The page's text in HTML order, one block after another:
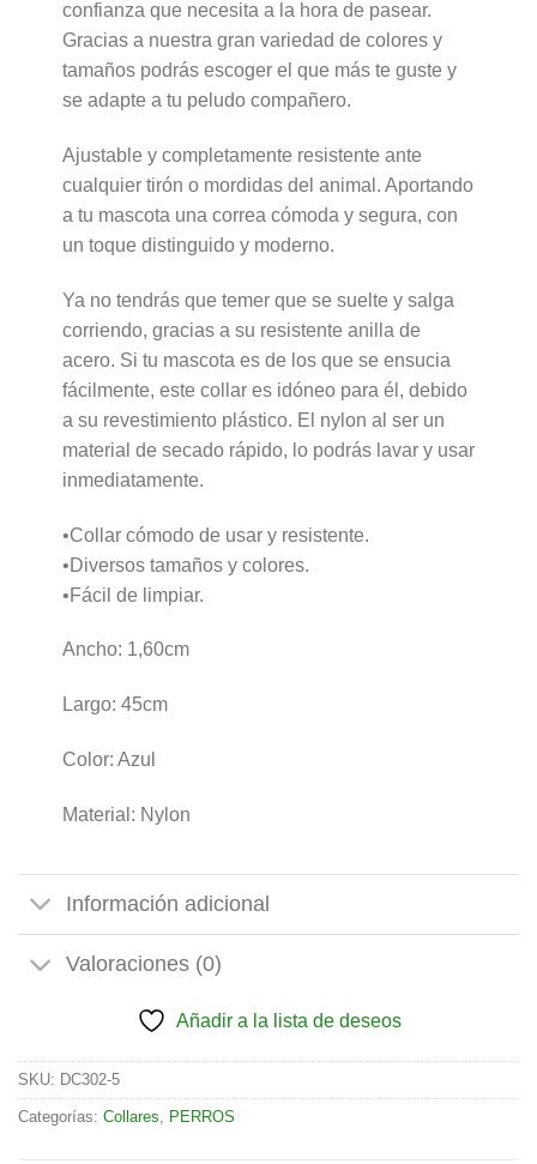
confianza que necesita a la hora de pasear.
Gracias a nuestra gran variedad de colores y
tamaños podrás escoger el que más te guste y
se adapte a tu peludo compañero.
Ajustable y completamente resistente ante
cualquier tirón o mordidas del animal. Aportando
a tu mascota una correa cómoda y segura, con
un toque distinguido y moderno.
Ya no tendrás que temer que se suelte y salga
corriendo, gracias a su resistente anilla de
acero. Si tu mascota es de los que se ensucia
fácilmente, este collar es idóneo para él, debido
a su revestimiento plástico. El nylon al ser un
material de secado rápido, lo podrás lavar y usar
inmediatamente.
•Collar cómodo de usar y resistente.
•Diversos tamaños y colores.
•Fácil de limpiar.
Ancho: 1,60cm
Largo: 45cm
Color: Azul
Material: Nylon
Información adicional
Valoraciones (0)
Añadir a la lista de deseos
SKU: DC302-5
Categorías: Collares PERROS